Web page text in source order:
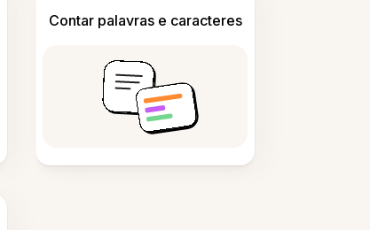
Contar palavras e caracteres